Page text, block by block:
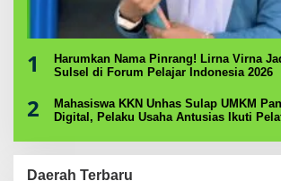
1
Harumkan Nama Pinrang! Lirna Virna
Sulsel di Forum Pelajar Indonesia 2026
2
Mahasiswa KKN Unhas Sulap UMKM
Digital, Pelaku Usaha Antusias Ikuti
Daerah Terbaru